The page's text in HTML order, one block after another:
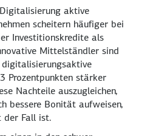
aktive
scheitern häufiger bei
Investitions­kredite als
Mittelständler sind
Prozentpunkten stärker
Nachteile auszugleichen,
bessere Bonität aufweisen,
der Fall ist.